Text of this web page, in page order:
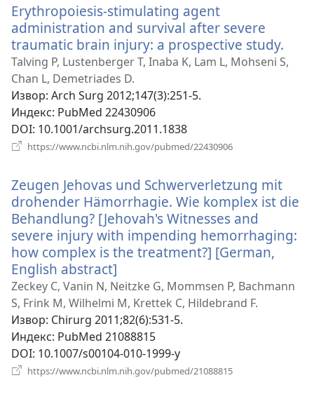
Erythropoiesis-stimulating agent
administration and survival after severe
traumatic brain injury: a prospective study.
Talving P, Lustenberger T, Inaba K, Lam L, Mohseni S,
Chan L, Demetriades D.
Извор‎: Arch Surg 2012;147(3):251-5.
Индекс‎: PubMed 22430906
DOI‎: 10.1001/archsurg.2011.1838
https://www.ncbi.nlm.nih.gov/pubmed/22430906
Zeugen Jehovas und Schwerverletzung mit
drohender Hämorrhagie. Wie komplex ist die
Behandlung? [Jehovah's Witnesses and
severe injury with impending hemorrhaging:
how complex is the treatment?] [German,
English abstract]
нови
прозор)
Zeckey C, Vanin N, Neitzke G, Mommsen P, Bachmann
S, Frink M, Wilhelmi M, Krettek C, Hildebrand F.
Извор‎: Chirurg 2011;82(6):531-5.
Индекс‎: PubMed 21088815
DOI‎: 10.1007/s00104-010-1999-y
https://www.ncbi.nlm.nih.gov/pubmed/21088815